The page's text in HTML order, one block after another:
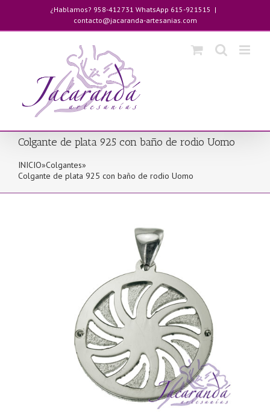
contenido
¿Hablamos? 958-412731 WhatsApp 615-921515 |
contacto@jacaranda-artesanias.com
Colgante de plata 925 con baño de rodio Uomo
INICIO»Colgantes»
Colgante de plata 925 con baño de rodio Uomo